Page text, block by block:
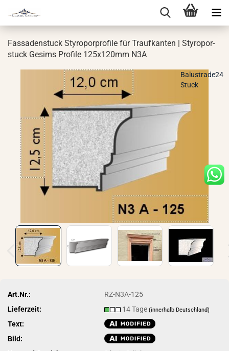
Fas­sa­den­stuck Sty­ro­por­pro­fi­le für Trauf­kan­ten | Sty­ro­por­
stuck Ge­sims Pro­fi­le 125x120mm N3A
Balustrade24
Stuck
Art.Nr.:
RZ-N3A-125
Lieferzeit:
14 Tage(innerhalb Deutschland)
Text:
Bild: